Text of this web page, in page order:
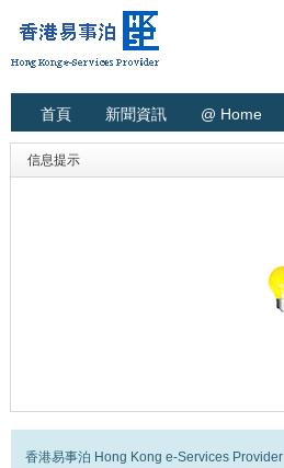
首頁 新聞資訊 @ Home
信息提示
香港易事泊 Hong Kong e-Services Provider